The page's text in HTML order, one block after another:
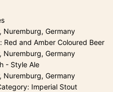
Nuremburg, Germany
Red and Amber Coloured Beer
Nuremburg, Germany
- Style Ale
Nuremburg, Germany
Imperial Stout